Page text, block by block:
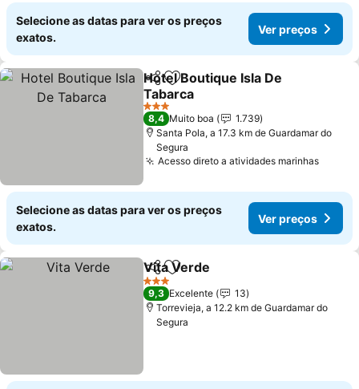
Selecione as datas para ver os preços
exatos.
Ver preços
PartilharAdicionar aos favoritos
Hotel Boutique Isla De
Tabarca
Ver preços
3 Estrelas
8,4 Muito boa
1.739
Santa Pola, a 17.3 km de Guardamar do
Segura
Acesso direto a atividades marinhasVer
Selecione as datas para ver os preços
exatos.
Ver preços
PartilharAdicionar aos favoritos
Vita Verde
3 Estrelas
9,3 Excelente
13
Torrevieja, a 12.2 km de Guardamar do
Segura